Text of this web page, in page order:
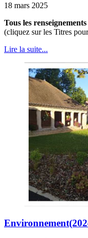
18 mars 2025
Tous les
(cliquez sur les Titres
Lire la suite...